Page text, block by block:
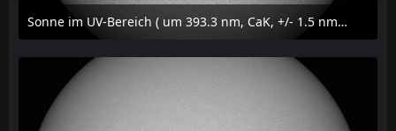
Sonne im UV-Bereich ( um 393.3 nm, CaK, +/- 1.5 nm) am 29. Juli 2026 um 17:59 MESZ
31. Juli 2026 um 20:03